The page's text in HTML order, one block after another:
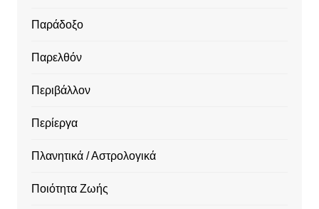
Παράδοξο
Παρελθόν
Περιβάλλον
Περίεργα
Πλανητικά / Αστρολογικά
Ποιότητα Ζωής